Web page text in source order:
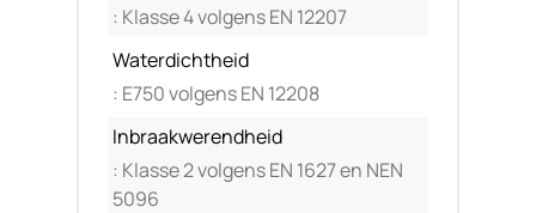
: Klasse 4 volgens EN 12207
Waterdichtheid
: E750 volgens EN 12208
Inbraakwerendheid
: Klasse 2 volgens EN 1627 en NEN
5096